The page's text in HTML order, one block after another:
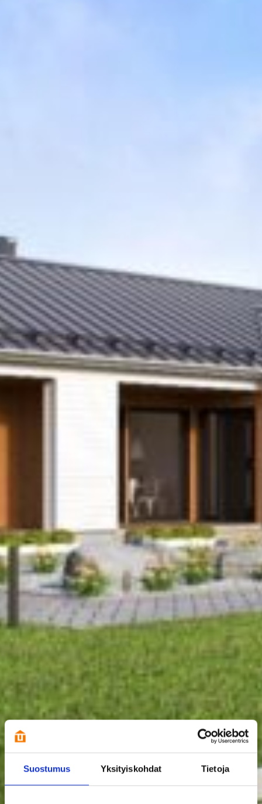
Suostumus Yksityiskohdat Tietoja